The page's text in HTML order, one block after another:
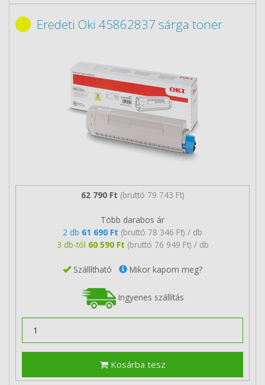
Eredeti Oki 45862837 sárga toner
62 790 Ft (bruttó 79 743 Ft)
Több darabos ár
2 db 61 690 Ft (bruttó 78 346 Ft) / db
3 db-tól 60 590 Ft (bruttó 76 949 Ft) / db
Szállítható Mikor kapom meg?
Ingyenes szállítás
Kosárba tesz